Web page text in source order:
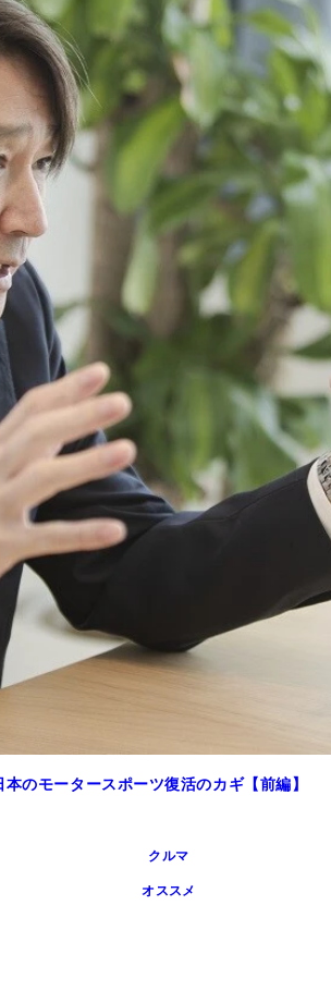
む」と近藤氏は語る
イバーを何人も輩出しているカテゴリー
強い意志はある」と話す近藤氏
のモータースポーツ復活のカギ【前編】
クルマ
オススメ